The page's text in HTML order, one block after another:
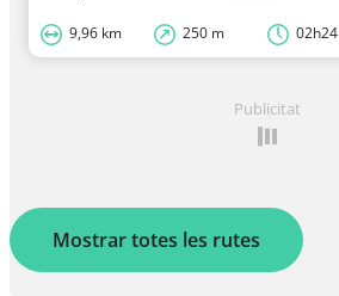
9,96 km 250 m 02h24
Publicitat
Mostrar totes les rutes